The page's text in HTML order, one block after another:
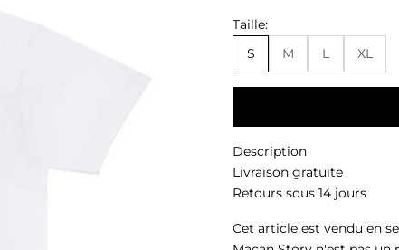
Taille:
S
M L XL
Description
Livraison gratuite
Retours sous 14 jours
Cet article est vendu en